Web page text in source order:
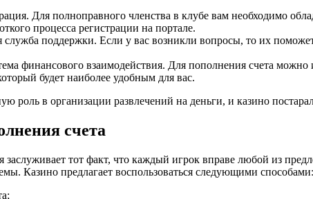
Для полноправного членства в клубе вам необходимо
процесса регистрации на портале.
служба поддержки. Если у вас возникли вопросы, то их
финансового взаимодействия. Для пополнения счета
будет наиболее удобным для вас.
роль в организации развлечений на деньги, и казино
счета
заслуживает тот факт, что каждый игрок вправе любой из
Казино предлагает воспользоваться следующими способами: